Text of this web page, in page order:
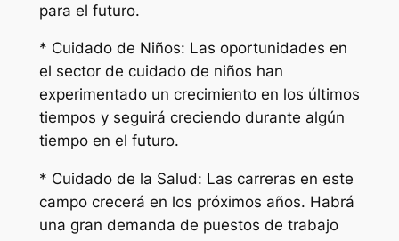
para el futuro.
* Cuidado de Niños: Las oportunidades en
el sector de cuidado de niños han
experimentado un crecimiento en los últimos
tiempos y seguirá creciendo durante algún
tiempo en el futuro.
* Cuidado de la Salud: Las carreras en este
campo crecerá en los próximos años. Habrá
una gran demanda de puestos de trabajo